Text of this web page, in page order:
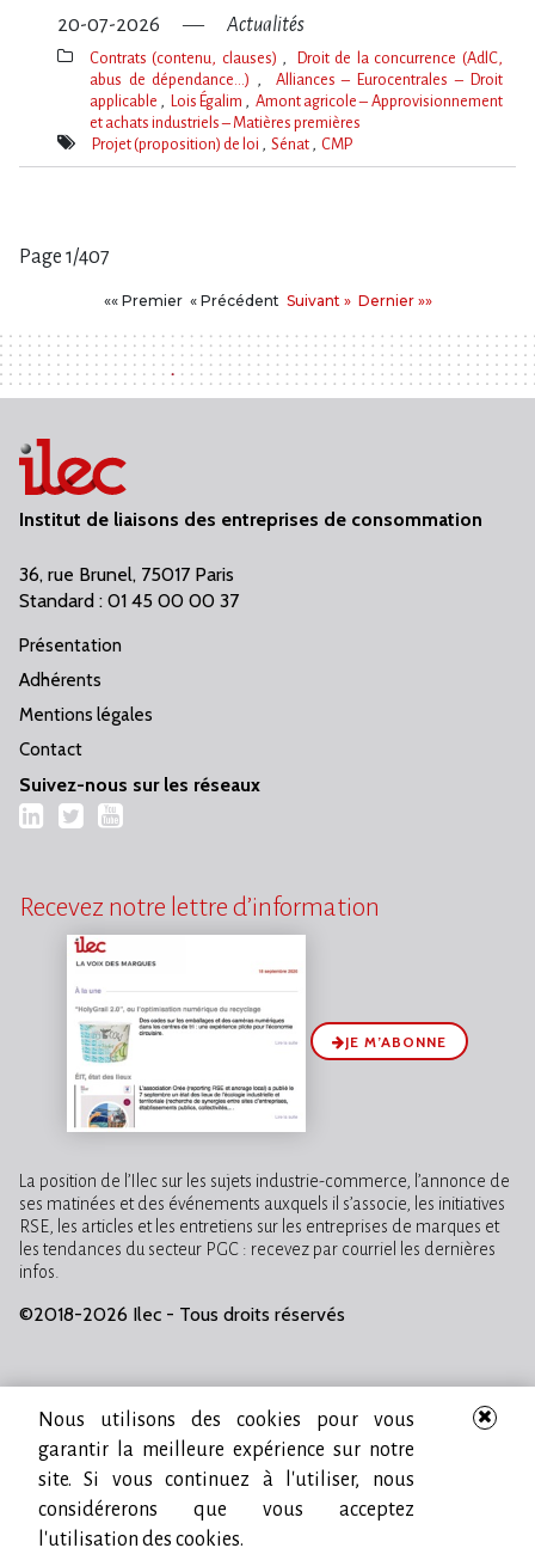
20-07-2026 Actualités
Thèmes(s)
Contrats (contenu, clauses)
Droit de la concurrence (AdlC,
abus de dépendance…)
Alliances – Eurocentrales – Droit
applicable
Lois Égalim
Amont agricole – Approvisionnement
et achats industriels – Matières premières
Mot(s)-
Projet (proposition) de loi Sénat CMP
Page 1/407
«« PremierPremier
« PrécédentPrécédent
Suivant
Suivant » Dernier
Dernier »»
Institut de liaisons des entreprises de consommation
36, rue Brunel, 75017 Paris
Standard : 01 45 00 00 37
Présentation
Adhérents
Mentions légales
Contact
Suivez-nous sur les réseaux
LinkedIn
TwitterYouTube
Recevez notre lettre d’information
JE M’ABONNE
La position de l’Ilec sur les sujets industrie-commerce, l’annonce de
ses matinées et des événements auxquels il s’associe, les initiatives
RSE, les articles et les entretiens sur les entreprises de marques et
les tendances du secteur PGC : recevez par courriel les dernières
infos.
©2018-2026 Ilec - Tous droits réservés
Nous utilisons des cookies pour vous
garantir la meilleure expérience sur notre
site. Si vous continuez à l'utiliser, nous
considérerons que vous acceptez
l'utilisation des cookies.